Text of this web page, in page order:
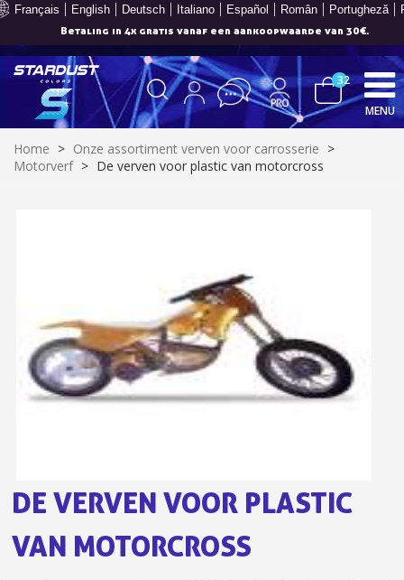
Français English Deutsch Italiano Español Român Portugheză
Je online offerte in minder dan 1 minuut
Betaling in 4x gratis vanaf een aankoopwaarde van 30€.
Je online offerte in minder dan 1 minuut
Deel je creaties en ontvang shopping vouchers
Verzamel loyaliteitspunten bij elke bestelling
Retourneer producten binnen 14 dagen
Schrijf je in voor de nieuwsbrief: €5 korting
Betaling in 4x gratis vanaf een aankoopwaarde van 30€.
32
MENU
Home > Onze assortiment verven voor carrosserie >
Motorverf > De verven voor plastic van motorcross
DE VERVEN VOOR PLASTIC
VAN MOTORCROSS